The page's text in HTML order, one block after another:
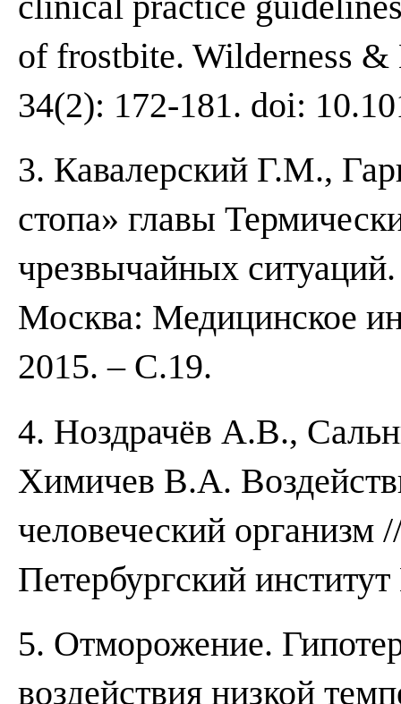
of frostbite. Wilderness
34(2): 172-181. doi:
3. Кавалерский Г.М.,
стопа» главы
чрезвычайных
Москва: Медицинское
2015. – С.19.
4. Ноздрачёв А.В.,
Химичев В.А.
человеческий
Петербургский
5. Отморожение.
воздействия низкой